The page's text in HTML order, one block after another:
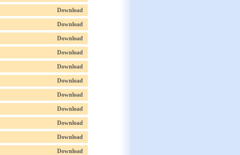
Download
Download
Download
Download
Download
Download
Download
Download
Download
Download
Download